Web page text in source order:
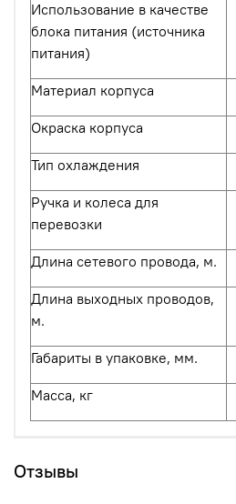
Использование в качестве
блока питания (источника
питания)
Материал корпуса
Окраска корпуса
Тип охлаждения
Ручка и колеса для
перевозки
Длина сетевого провода, м.
Длина выходных проводов,
м.
Габариты в упаковке, мм.
Масса, кг
Отзывы